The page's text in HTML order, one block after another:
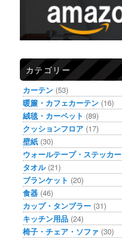
カテゴリー
カーテン (53)
暖簾・カフェカーテン (16)
絨毯・カーペット (89)
クッションフロア (17)
壁紙 (30)
ウォールテープ・ステッカー
タオル(21)
ブランケット (20)
食器 (46)
カップ・タンブラー (31)
キッチン用品 (24)
椅子・チェア・ソファ (30)